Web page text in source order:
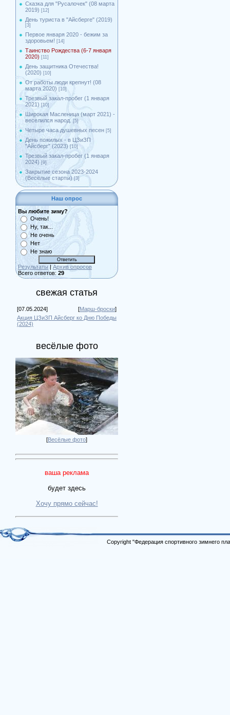
Сказка для "Русалочек" (08 марта
2019) [12]
День туриста в "Айсберге" (2019)
[3]
Первое января 2020 - бежим за
здоровьем! [14]
Таинство Рождества (6-7 января
2020) [11]
День защитника Отечества!
(2020) [10]
От работы люди крепнут! (08
марта 2020) [10]
Трезвый закал-пробег (1 января
2021) [10]
Широкая Масленица (март 2021) -
веселился народ.
[5]
Четыре часа душевных песен [5]
День пожилых - в ЦЗиЗП
"Айсберг" (2023) [10]
Трезвый закал-пробег (1 января
2024) [9]
Закрытие сезона 2023-2024
(Весёлые старты) [3]
Наш опрос
Вы любите зиму?
Очень!
Ну, так...
Не очень
Нет
Не знаю
Результаты | Архив опросов
Всего ответов: 29
свежая статья
[07.05.2024] [Марш-броски]
Акция ЦЗиЗП Айсберг ко Дню Победы
(2024)
весёлые фото
[Весёлые фото]
ваша реклама
будет здесь
Хочу прямо сейчас!
Copyright "Федерация спортивного зимнего